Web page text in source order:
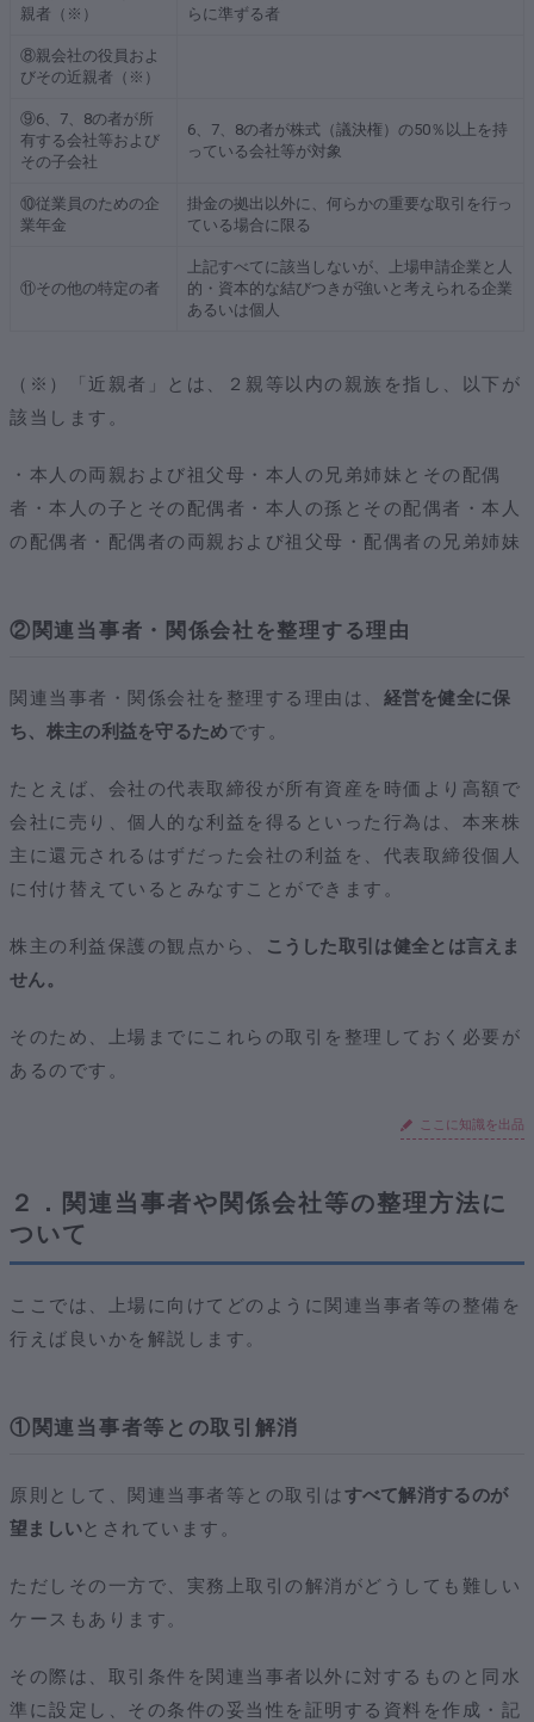
親者（※）
らに準ずる者
⑧親会社の役員およ
びその近親者（※）
⑨6、7、8の者が所
有する会社等および
その子会社
6、7、8の者が株式（議決権）の50％以上を持
っている会社等が対象
⑩従業員のための企
業年金
掛金の拠出以外に、何らかの重要な取引を行っ
ている場合に限る
⑪その他の特定の者
上記すべてに該当しないが、上場申請企業と人
的・資本的な結びつきが強いと考えられる企業
あるいは個人
（※）「近親者」とは、２親等以内の親族を指し、以下が
該当します。
・本人の両親および祖父母・本人の兄弟姉妹とその配偶
者・本人の子とその配偶者・本人の孫とその配偶者・本人
の配偶者・配偶者の両親および祖父母・配偶者の兄弟姉妹
②関連当事者・関係会社を整理する理由
関連当事者・関係会社を整理する理由は、 経営を健全に保
ち、株主の利益を守るためです。
たとえば、会社の代表取締役が所有資産を時価より高額で
会社に売り、個人的な利益を得るといった行為は、本来株
主に還元されるはずだった会社の利益を、代表取締役個人
に付け替えているとみなすことができます。
株主の利益保護の観点から、
こうした取引は健全とは言えま
せん。
そのため、上場までにこれらの取引を整理しておく必要が
あるのです。
ここに知識を出品
２．関連当事者や関係会社等の整理方法に
ついて
ここでは、上場に向けてどのように関連当事者等の整備を
行えば良いかを解説します。
①関連当事者等との取引解消
原則として、関連当事者等との取引はすべて解消するのが
望ましいとされています。
ただしその一方で、実務上取引の解消がどうしても難しい
ケースもあります。
その際は、取引条件を関連当事者以外に対するものと同水
準に設定し、その条件の妥当性を証明する資料を作成・記